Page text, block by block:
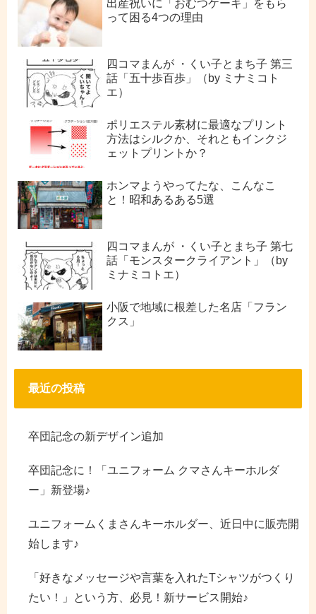
出産祝いに「おむつケーキ」をもら
って困る4つの理由
四コマまんが ・くい子とまち子 第三
話「五十歩百歩」（by ミナミコト
エ）
ポリエステル素材に最適なプリント
方法はシルクか、それともインクジ
ェットプリントか？
ホンマようやってたな、こんなこ
と！昭和あるある5選
四コマまんが ・くい子とまち子 第七
話「モンスタークライアント」（by
ミナミコトエ）
小阪で地域に根差した名店「フラン
クス」
最近の投稿
卒団記念の新デザイン追加
卒団記念に！「ユニフォーム クマさんキーホルダ
ー」新登場♪
ユニフォームくまさんキーホルダー、近日中に販売開
始します♪
「好きなメッセージや言葉を入れたTシャツがつくり
たい！」という方、必見！新サービス開始♪